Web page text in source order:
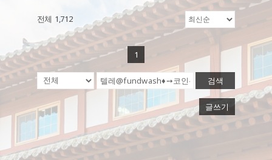
전체 1,712
1
검색
글쓰기